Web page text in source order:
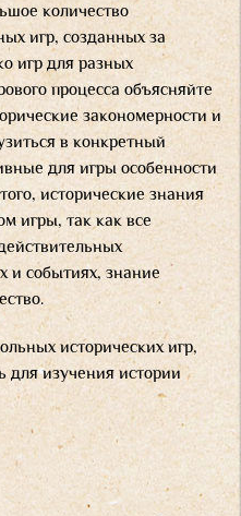
количество
игр, созданных за
игр для разных
процесса объясняйте
закономерности и
в конкретный
для игры особенности
исторические знания
игры, так как все
и событиях, знание
исторических игр,
для изучения истории